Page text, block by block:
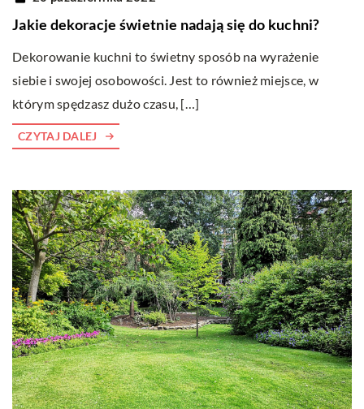
Jakie dekoracje świetnie nadają się do kuchni?
Dekorowanie kuchni to świetny sposób na wyrażenie
siebie i swojej osobowości. Jest to również miejsce, w
którym spędzasz dużo czasu, […]
CZYTAJ DALEJ